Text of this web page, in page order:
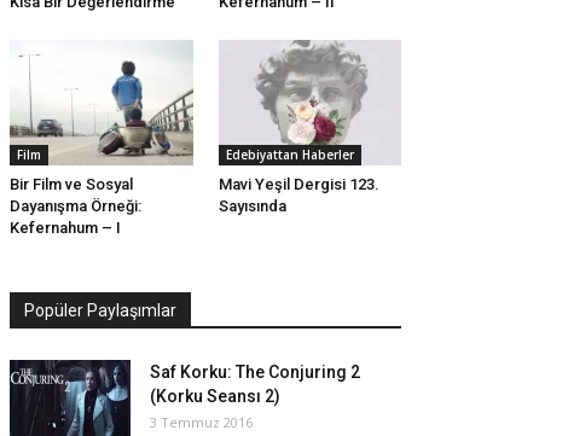
Film
Bir Film ve Sosyal
Dayanışma Örneği:
Kefernahum – I
Edebiyattan Haberler
Mavi Yeşil Dergisi 123.
Sayısında
Popüler Paylaşımlar
Saf Korku: The Conjuring 2
(Korku Seansı 2)
3 Temmuz 2016